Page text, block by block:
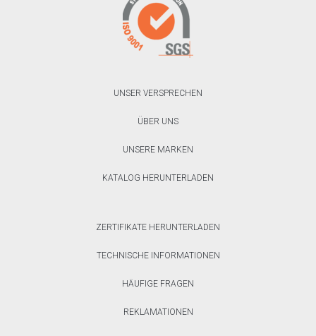
UNSER VERSPRECHEN
ÜBER UNS
UNSERE MARKEN
KATALOG HERUNTERLADEN
ZERTIFIKATE HERUNTERLADEN
TECHNISCHE INFORMATIONEN
HÄUFIGE FRAGEN
REKLAMATIONEN